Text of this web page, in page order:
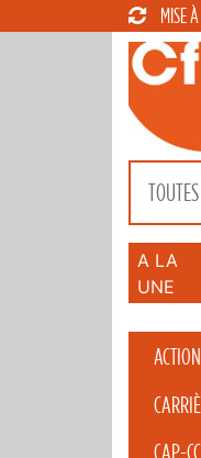
MISE
A LA
UNE
ACTION
CAP-